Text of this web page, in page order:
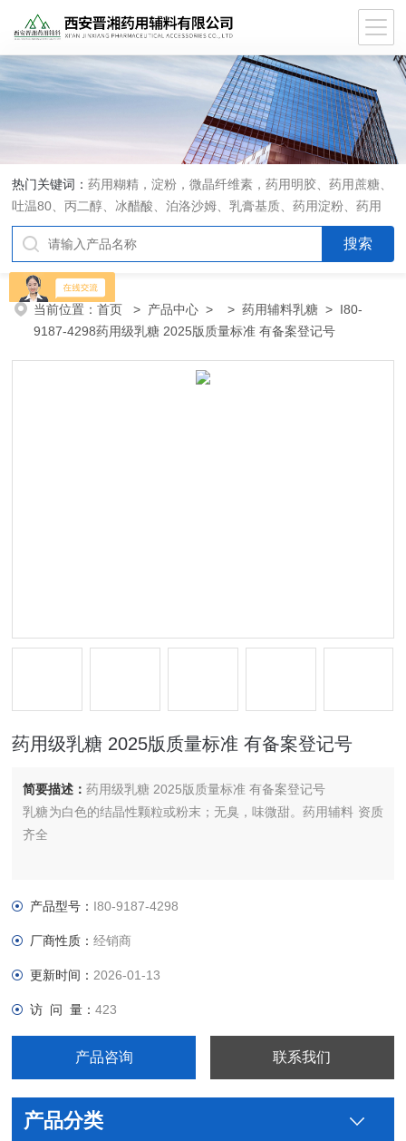
热门关键词：药用糊精，淀粉，微晶纤维素，药用明胶、药用蔗糖、
吐温80、丙二醇、冰醋酸、泊洛沙姆、乳膏基质、药用淀粉、药用
糊精、硬脂酸镁、聚丙烯酸树脂系列、羧甲基淀粉钠、羧甲基纤维素
钠、可溶性淀粉、甘露醇、羟丙纤维素、羟丙基甲基纤维素、乳糖、
交联聚维酮、交联羧甲基纤维素钠、聚乙二醇（PEG）系列、二氧化
硅、聚乙烯吡咯烷酮、十八醇、十六醇、预交化淀粉、微晶纤维素、
甲基纤维素、乙基纤维素，三氯蔗糖，麝香草酚，药用蜂蜜，
当前位置：首页 > 产品中心 > >药用辅料乳糖 > I80-
9187-4298药用级乳糖 2025版质量标准 有备案登记号
药用级乳糖 2025版质量标准 有备案登记号
简要描述：药用级乳糖 2025版质量标准 有备案登记号
乳糖为白色的结晶性颗粒或粉末；无臭，味微甜。药用辅料 资质
齐全
产品型号： I80-9187-4298
厂商性质：经销商
更新时间： 2026-01-13
访 问 量：423
产品咨询 联系我们
产品分类